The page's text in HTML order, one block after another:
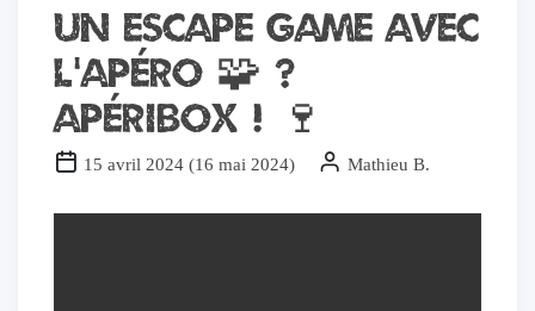
Un escape game avec
l’Apéro 🧩 ?
Apéribox ! 🍷
15 avril 2024 (16 mai 2024) Mathieu B.